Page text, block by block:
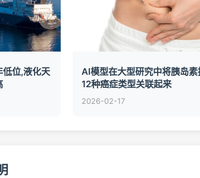
低位,液化天
AI模型在大型研究中将胰岛素
12种癌症类型关联起来
2026-02-17